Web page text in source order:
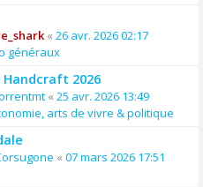
« 26 avr. 2026 02:17
généraux
Handcraft 2026
« 25 avr. 2026 13:49
arts de vivre & politique
« 07 mars 2026 17:51